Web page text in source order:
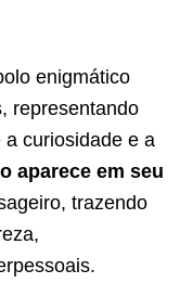
enigmático
representando
curiosidade e a
aparece em seu
trazendo